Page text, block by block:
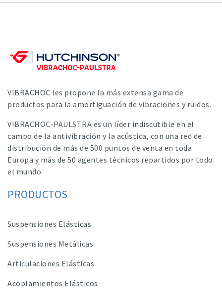
VIBRACHOC les propone la más extensa gama de
productos para la amortiguación de vibraciones y ruidos.
VIBRACHOC-PAULSTRA es un líder indiscutible en el
campo de la antivibración y la acústica, con una red de
distribución de más de 500 puntos de venta en toda
Europa y más de 50 agentes técnicos repartidos por todo
el mundo.
PRODUCTOS
Suspensiones Elásticas
Suspensiones Metálicas
Articulaciones Elásticas
Acoplamientos Elásticos